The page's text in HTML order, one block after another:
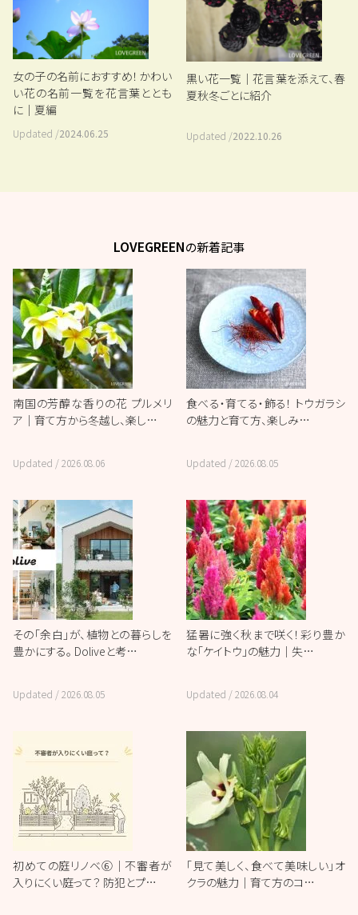
女の子の名前におすすめ！かわい
い花の名前一覧を花言葉ととも
に｜夏編
Updated /2024.06.25
黒い花一覧｜花言葉を添えて、春
夏秋冬ごとに紹介
Updated /2022.10.26
LOVEGREENの新着記事
南国の芳醇な香りの花 プルメリ
ア｜育て方から冬越し、楽し…
Updated /2026.08.06
食べる・育てる・飾る！ トウガラシ
の魅力と育て方、楽しみ…
Updated /2026.08.05
その「余白」が、植物との暮らしを
豊かにする。 Doliveと考…
Updated /2026.08.05
猛暑に強く秋まで咲く！彩り豊か
な「ケイトウ」の魅力｜失…
Updated /2026.08.04
初めての庭リノベ⑥｜不審者が
入りにくい庭って？ 防犯とプ…
「見て美しく、食べて美味しい」オ
クラの魅力｜育て方のコ…